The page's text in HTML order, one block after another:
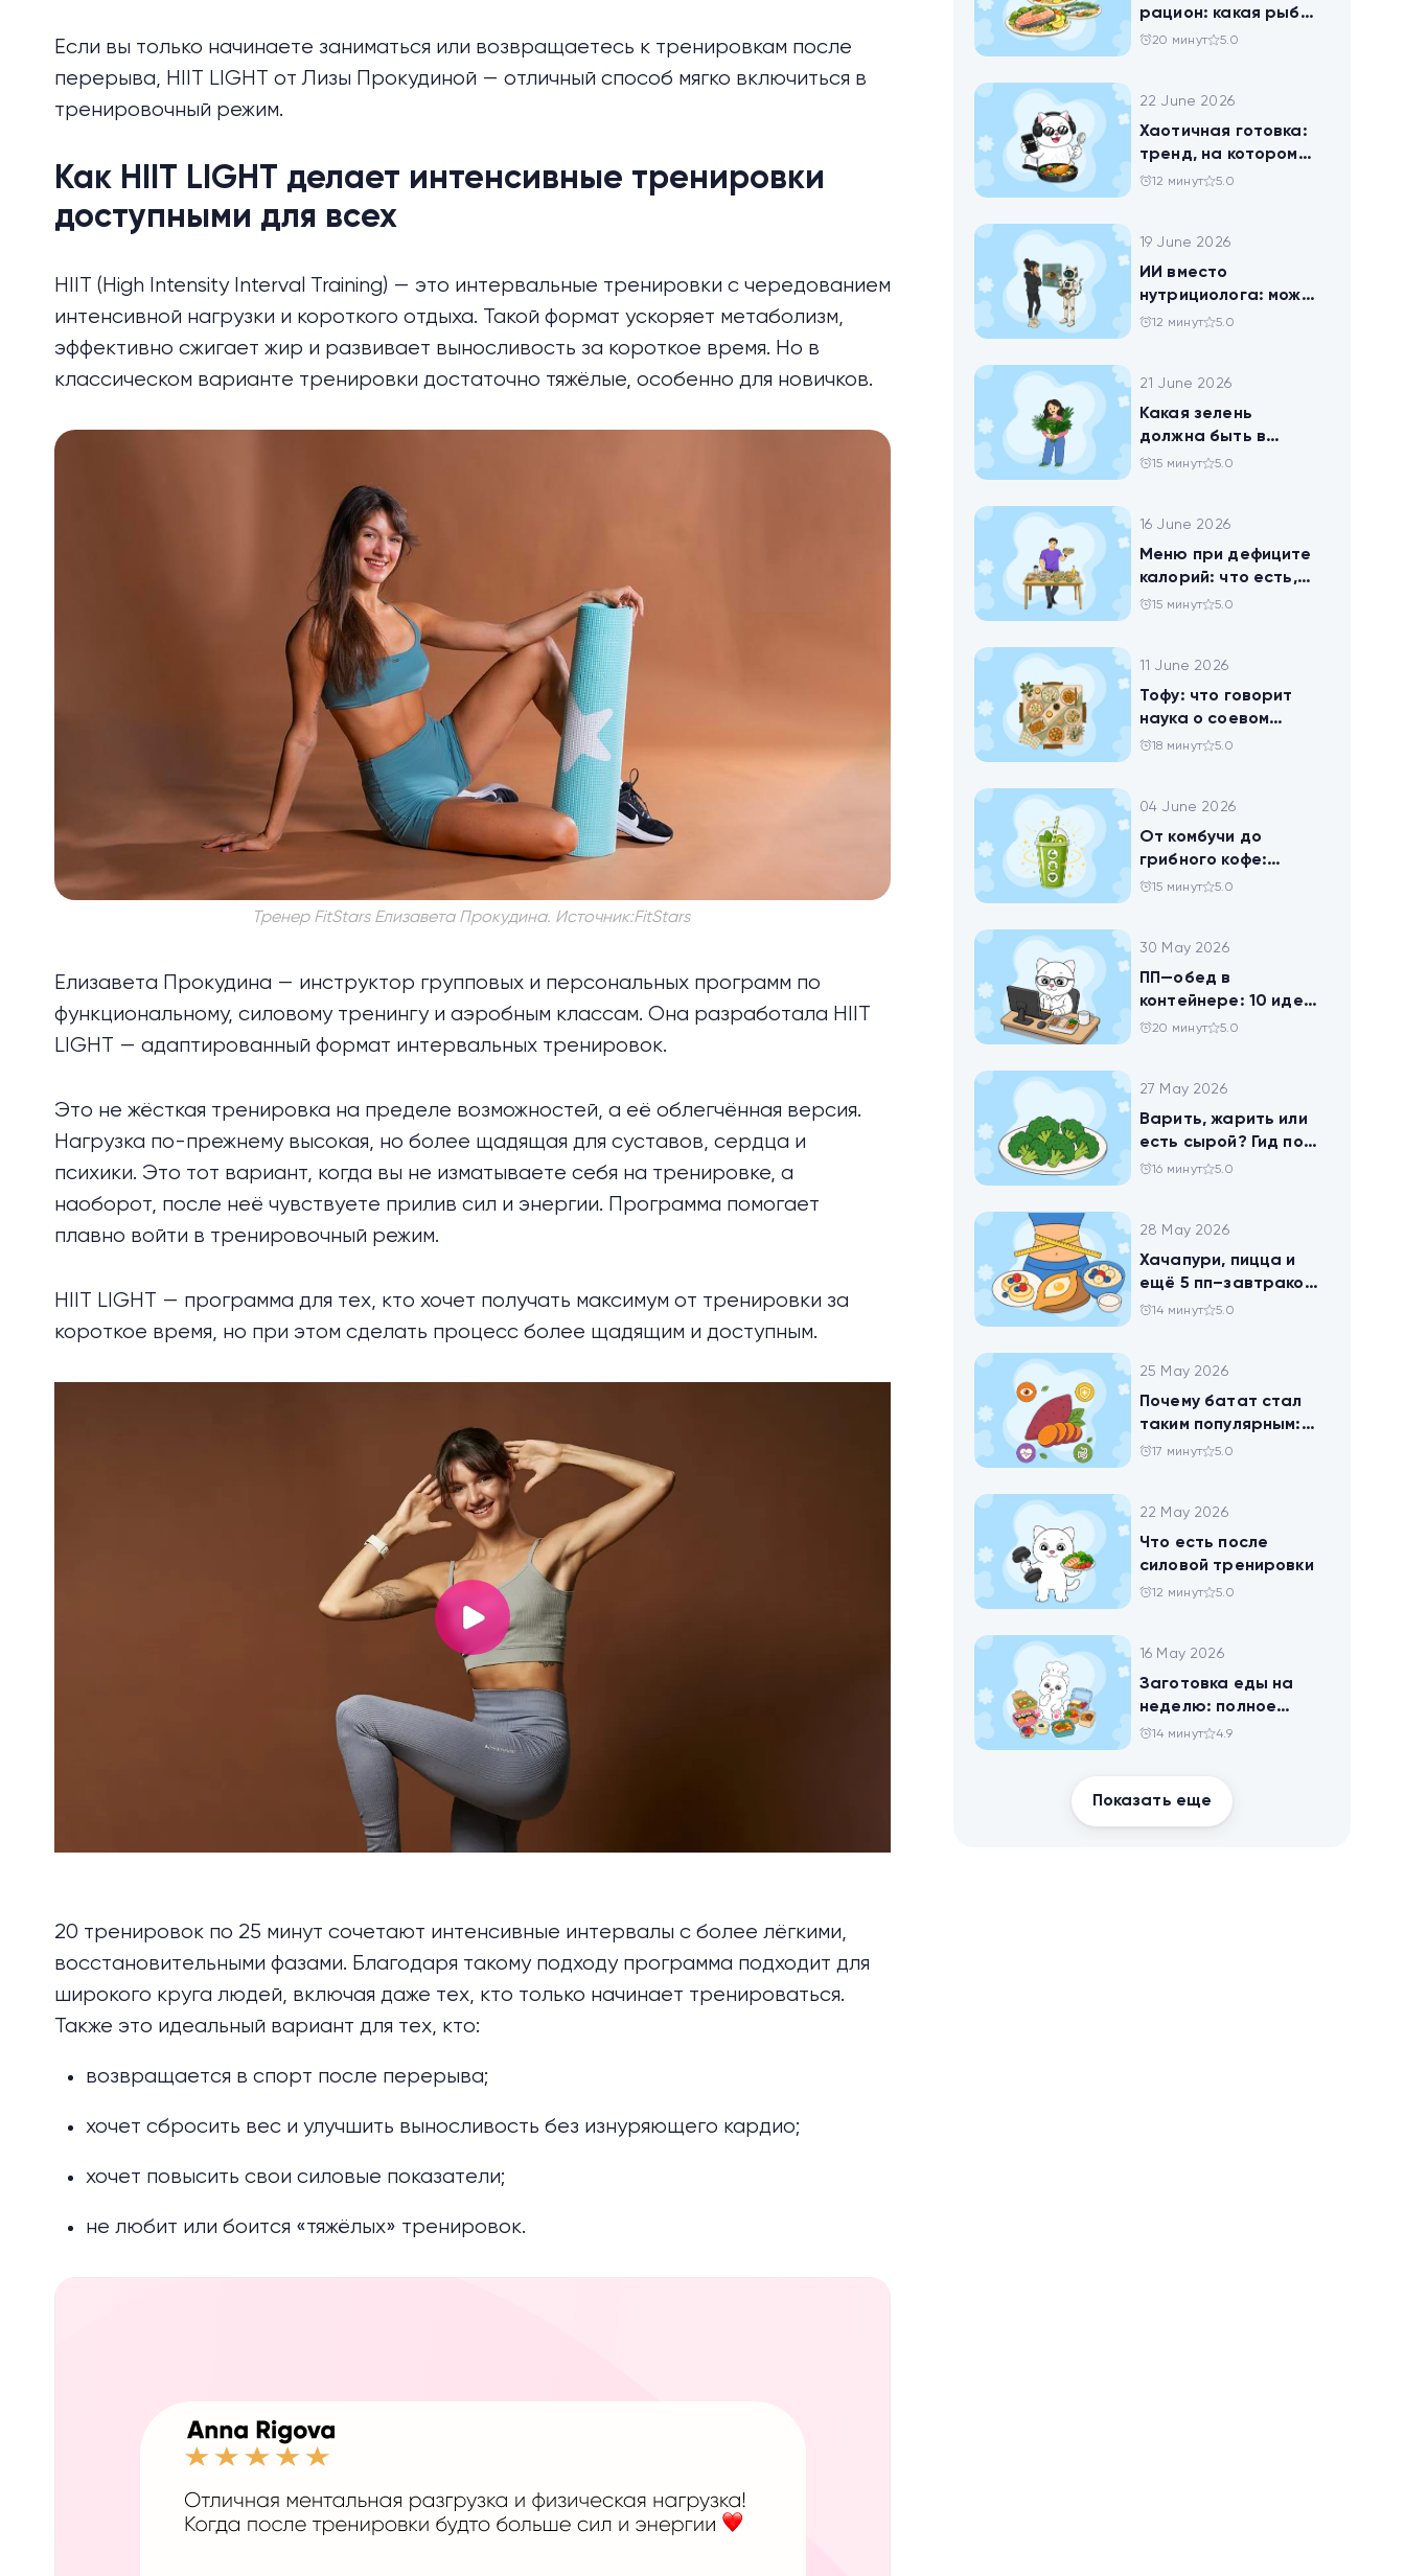
Если вы только начинаете заниматься или возвращаетесь к тренировкам после
перерыва, HIIT LIGHT от Лизы Прокудиной — отличный способ мягко включиться в
тренировочный режим.
Как HIIT LIGHT делает интенсивные тренировки
доступными для всех
HIIT (High Intensity Interval Training) — это интервальные тренировки с чередованием
интенсивной нагрузки и короткого отдыха. Такой формат ускоряет метаболизм,
эффективно сжигает жир и развивает выносливость за короткое время. Но в
классическом варианте тренировки достаточно тяжёлые, особенно для новичков.
Тренер FitStars Елизавета Прокудина. Источник:FitStars
Елизавета Прокудина — инструктор групповых и персональных программ по
функциональному, силовому тренингу и аэробным классам. Она разработала HIIT
LIGHT — адаптированный формат интервальных тренировок.
Это не жёсткая тренировка на пределе возможностей, а её облегчённая версия.
Нагрузка по-прежнему высокая, но более щадящая для суставов, сердца и
психики. Это тот вариант, когда вы не изматываете себя на тренировке, а
наоборот, после неё чувствуете прилив сил и энергии. Программа помогает
плавно войти в тренировочный режим.
HIIT LIGHT — программа для тех, кто хочет получать максимум от тренировки за
короткое время, но при этом сделать процесс более щадящим и доступным.
20 тренировок по 25 минут сочетают интенсивные интервалы с более лёгкими,
восстановительными фазами. Благодаря такому подходу программа подходит для
широкого круга людей, включая даже тех, кто только начинает тренироваться.
Также это идеальный вариант для тех, кто:
возвращается в спорт после перерыва;
хочет сбросить вес и улучшить выносливость без изнуряющего кардио;
хочет повысить свои силовые показатели;
не любит или боится «тяжёлых» тренировок.
рацион: какая рыба
самая полезная
20 минут 5.0
22 June 2026
Хаотичная готовка:
тренд, на котором
похудел весь ТикТок
12 минут 5.0
19 June 2026
ИИ вместо
нутрициолога: можно
ли доверить
12 минут 5.0
21 June 2026
Какая зелень
должна быть в
тарелке
15 минут 5.0
16 June 2026
Меню при дефиците
калорий: что есть,
чтобы худеть
15 минут 5.0
11 June 2026
Тофу: что говорит
наука о соевом
твороге, который
18 минут 5.0
04 June 2026
От комбучи до
грибного кофе:
разбираемся в
15 минут 5.0
30 May 2026
ПП—обед в
контейнере: 10 идей
для офисников,
20 минут 5.0
27 May 2026
Варить, жарить или
есть сырой? Гид по
брокколи
16 минут 5.0
28 May 2026
Хачапури, пицца и
ещё 5 пп–завтраков,
чтобы набрать
14 минут 5.0
25 May 2026
Почему батат стал
таким популярным:
всё о пользе
17 минут 5.0
22 May 2026
Что есть после
силовой тренировки
12 минут 5.0
16 May 2026
Заготовка еды на
неделю: полное
руководство для
14 минут 4.9
Показать еще